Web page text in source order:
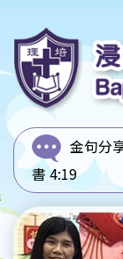
金句分
書 4:19